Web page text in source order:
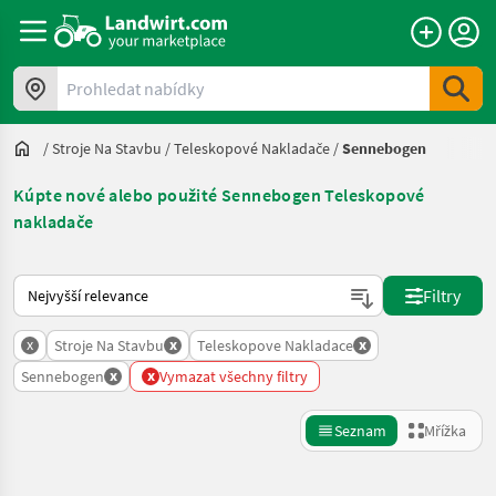
Prohledat nabídky
/Stroje Na Stavbu /Teleskopové Nakladače /Sennebogen
Kúpte nové alebo použité Sennebogen Teleskopové
nakladače
Takto se řadí nabídky na Landwirt.com
Filtry
x Stroje Na Stavbu x Teleskopove Nakladace x
Sennebogen x x Vymazat všechny filtry
Seznam Mřížka